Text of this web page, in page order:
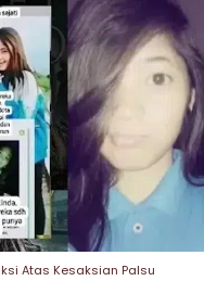
Atas Kesaksian Palsu